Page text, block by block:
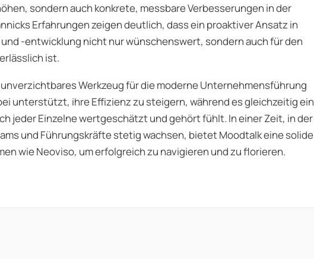
sondern auch konkrete, messbare Verbesserungen in der
Erfahrungen zeigen deutlich, dass ein proaktiver Ansatz in
-entwicklung nicht nur wünschenswert, sondern auch für den
ist.
Werkzeug für die moderne Unternehmensführung
unterstützt, ihre Effizienz zu steigern, während es gleichzeitig ein
jeder Einzelne wertgeschätzt und gehört fühlt. In einer Zeit, in der
und Führungskräfte stetig wachsen, bietet Moodtalk eine solide
wie Neoviso, um erfolgreich zu navigieren und zu florieren.